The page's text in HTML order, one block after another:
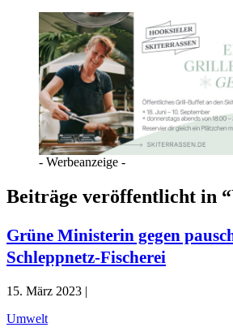
- Werbeanzeige -
Beiträge veröffentlicht in
Grüne Ministerin gegen
Schleppnetz-Fischerei
15. März 2023 |
Umwelt